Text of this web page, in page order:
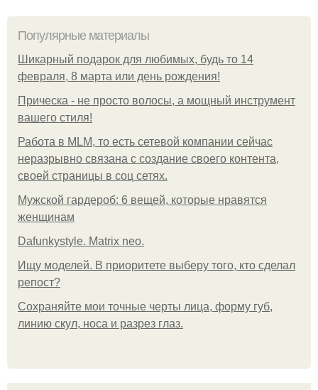
Популярные материалы
Шикарный подарок для любимых, будь то 14
февраля, 8 марта или день рождения!
Прическа - не просто волосы, а мощный инструмент
вашего стиля!
Работа в MLM, то есть сетевой компании сейчас
неразрывно связана с создание своего контента,
своей страницы в соц сетях.
Мужской гардероб: 6 вещей, которые нравятся
женщинам
Dafunkystyle. Matrix neo.
Ищу моделей. В приоритете выберу того, кто сделал
репост?
Сохраняйте мои точные черты лица, форму губ,
линию скул, носа и разрез глаз.